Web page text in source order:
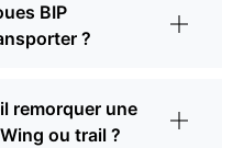
BIP
?
remorquer une
ou trail ?